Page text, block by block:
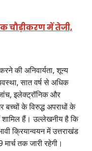
चौड़ीकरण में तेजी,
की अनिवार्यता, शून्य
सात वर्ष से अधिक
जांच, इलेक्ट्रॉनिक और
बच्चों के विरुद्ध अपराधों के
शामिल हैं। उल्लेखनीय है कि
क्रियान्वयन में उत्तराखंड
तक जारी रहेगी।